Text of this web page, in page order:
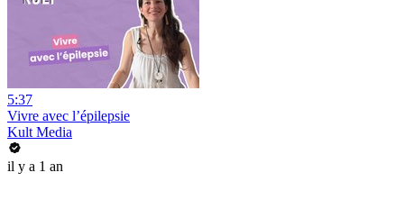
5:37
Vivre avec l’épilepsie
Kult Media
il y a 1 an